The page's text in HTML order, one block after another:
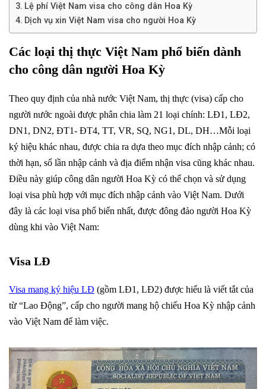
Lệ phí Việt Nam visa cho công dân Hoa Kỳ
Dịch vụ xin Việt Nam visa cho người Hoa Kỳ
Các loại thị thực Việt Nam phổ biến dành
cho công dân người Hoa Kỳ
Theo quy định của nhà nước Việt Nam, thị thực (visa) cấp cho
người nước ngoài được phân chia làm 21 loại chính: LĐ1, LĐ2,
DN1, DN2, ĐT1- ĐT4, TT, VR, SQ, NG1, DL, DH…Mỗi loại
ký hiệu khác nhau, được chia ra dựa theo mục đích nhập cảnh; có
thời hạn, số lần nhập cảnh và địa điểm nhận visa cũng khác nhau.
Điều này giúp công dân người Hoa Kỳ có thể chọn và sử dụng
loại visa phù hợp với mục đích nhập cảnh vào Việt Nam. Dưới
đây là các loại visa phổ biển nhất, được đông đảo người Hoa Kỳ
dùng khi vào Việt Nam:
Visa LĐ
Visa mang ký hiệu LĐ (gồm LĐ1, LĐ2) được hiểu là viết tắt của
từ “Lao Động”, cấp cho người mang hộ chiếu Hoa Kỳ nhập cảnh
vào Việt Nam để làm việc.